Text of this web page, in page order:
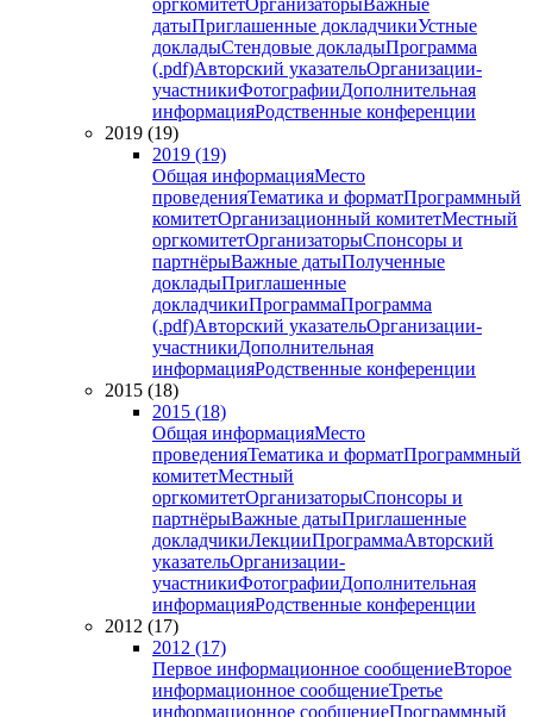
оргкомитетОрганизаторыВажные
датыПриглашенные докладчикиУстные
докладыСтендовые докладыПрограмма
(.pdf)Авторский указательОрганизации-
участникиФотографииДополнительная
информацияРодственные конференции
2019 (19)
2019 (19)
Общая информацияМесто
проведенияТематика и форматПрограммный
комитетОрганизационный комитетМестный
оргкомитетОрганизаторыСпонсоры и
партнёрыВажные датыПолученные
докладыПриглашенные
докладчикиПрограммаПрограмма
(.pdf)Авторский указательОрганизации-
участникиДополнительная
информацияРодственные конференции
2015 (18)
2015 (18)
Общая информацияМесто
проведенияТематика и форматПрограммный
комитетМестный
оргкомитетОрганизаторыСпонсоры и
партнёрыВажные датыПриглашенные
докладчикиЛекцииПрограммаАвторский
указательОрганизации-
участникиФотографииДополнительная
информацияРодственные конференции
2012 (17)
2012 (17)
Первое информационное сообщениеВторое
информационное сообщениеТретье
информационное сообщениеПрограммный